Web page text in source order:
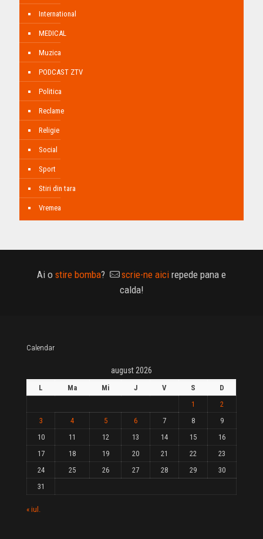
International
MEDICAL
Muzica
PODCAST ZTV
Politica
Reclame
Religie
Social
Sport
Stiri din tara
Vremea
Ai o stire bomba? scrie-ne aici repede pana e
calda!
Calendar
august 2026
L Ma Mi J V S
D
1
2
3
4 5 6 7 8
9
10
11 12 13 14 15
16
17
18 19 20 21 22
23
24
25 26 27 28 29
30
31
« iul.